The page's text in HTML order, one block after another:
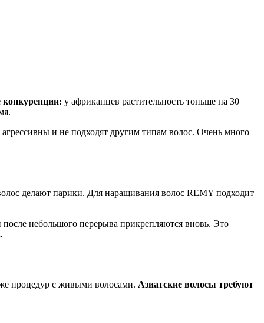
конкуренции: у африканцев растительность тоньше на 30
и не подходят другим типам волос. Очень много
делают парики. Для наращивания волос REMY подходит
небольшого перерыва прикрепляются вновь. Это
процедур с живыми волосами. Азиатские волосы требуют